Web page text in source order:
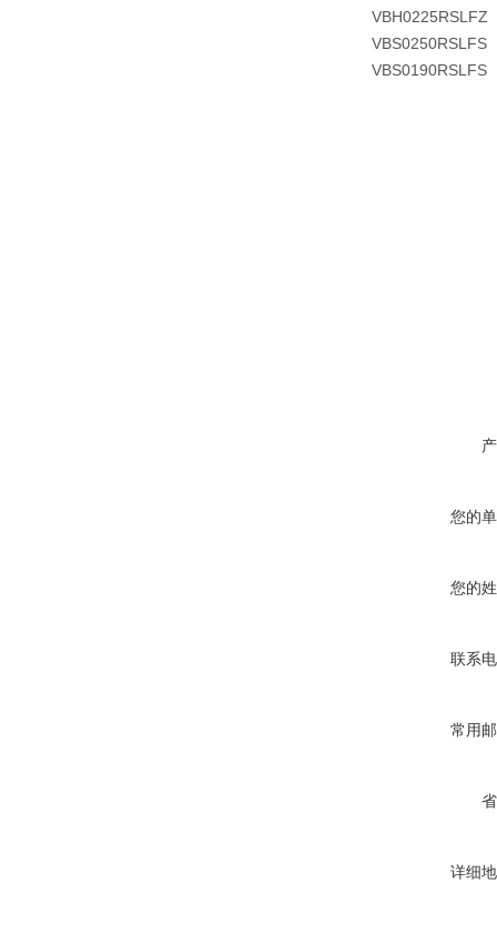
VBH0225RSLFZ
VBS0250RSLFS
VBS0190RSLFS
您的
您的
联系
常用
详细